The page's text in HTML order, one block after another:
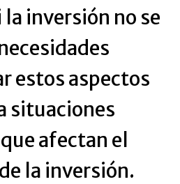
inversión no se
estos aspectos
situaciones
afectan el
la inversión.